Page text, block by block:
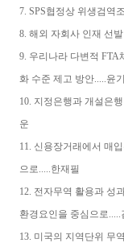
7. SPS협정상 위생검역
8. 해외 자회사 인재 선
9. 우리나라 다변적 FTA
화 수준 제고 방안.....윤
10. 지정은행과 개설은
운
11. 신용장거래에서 매
으로.....한재필
12. 전자무역 활용과 성
환경요인을 중심으로.....
13. 미국의 지역단위 무